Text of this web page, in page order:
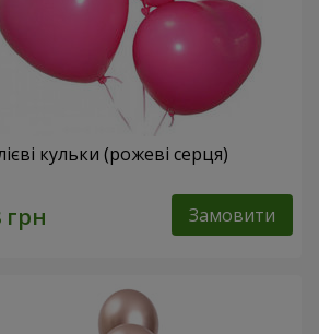
кульки (рожеві серця)
Замовити